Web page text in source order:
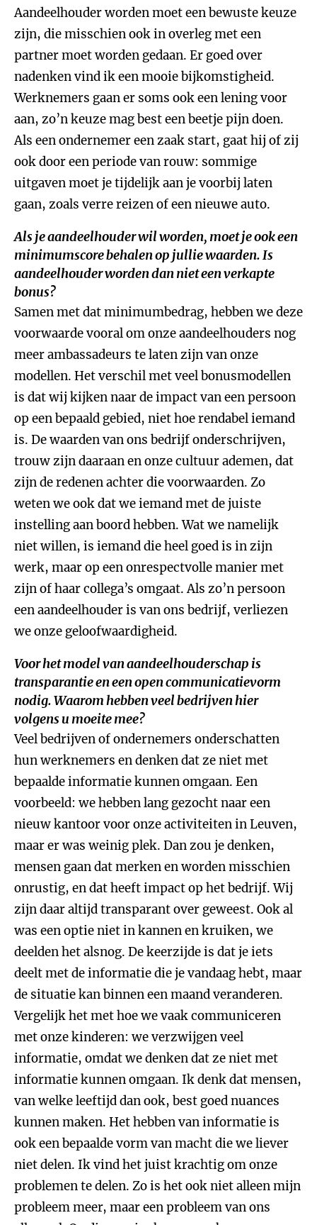
Aandeelhouder worden moet een bewuste keuze
zijn, die misschien ook in overleg met een
partner moet worden gedaan. Er goed over
nadenken vind ik een mooie bijkomstigheid.
Werknemers gaan er soms ook een lening voor
aan, zo’n keuze mag best een beetje pijn doen.
Als een ondernemer een zaak start, gaat hij of zij
ook door een periode van rouw: sommige
uitgaven moet je tijdelijk aan je voorbij laten
gaan, zoals verre reizen of een nieuwe auto.
Als je aandeelhouder wil worden, moet je ook een
minimumscore behalen op jullie waarden. Is
aandeelhouder worden dan niet een verkapte
bonus?
Samen met dat minimumbedrag, hebben we deze
voorwaarde vooral om onze aandeelhouders nog
meer ambassadeurs te laten zijn van onze
modellen. Het verschil met veel bonusmodellen
is dat wij kijken naar de impact van een persoon
op een bepaald gebied, niet hoe rendabel iemand
is. De waarden van ons bedrijf onderschrijven,
trouw zijn daaraan en onze cultuur ademen, dat
zijn de redenen achter die voorwaarden. Zo
weten we ook dat we iemand met de juiste
instelling aan boord hebben. Wat we namelijk
niet willen, is iemand die heel goed is in zijn
werk, maar op een onrespectvolle manier met
zijn of haar collega’s omgaat. Als zo’n persoon
een aandeelhouder is van ons bedrijf, verliezen
we onze geloofwaardigheid.
Voor het model van aandeelhouderschap is
transparantie en een open communicatievorm
nodig. Waarom hebben veel bedrijven hier
volgens u moeite mee?
Veel bedrijven of ondernemers onderschatten
hun werknemers en denken dat ze niet met
bepaalde informatie kunnen omgaan. Een
voorbeeld: we hebben lang gezocht naar een
nieuw kantoor voor onze activiteiten in Leuven,
maar er was weinig plek. Dan zou je denken,
mensen gaan dat merken en worden misschien
onrustig, en dat heeft impact op het bedrijf. Wij
zijn daar altijd transparant over geweest. Ook al
was een optie niet in kannen en kruiken, we
deelden het alsnog. De keerzijde is dat je iets
deelt met de informatie die je vandaag hebt, maar
de situatie kan binnen een maand veranderen.
Vergelijk het met hoe we vaak communiceren
met onze kinderen: we verzwijgen veel
informatie, omdat we denken dat ze niet met
informatie kunnen omgaan. Ik denk dat mensen,
van welke leeftijd dan ook, best goed nuances
kunnen maken. Het hebben van informatie is
ook een bepaalde vorm van macht die we liever
niet delen. Ik vind het juist krachtig om onze
problemen te delen. Zo is het ook niet alleen mijn
probleem meer, maar een probleem van ons